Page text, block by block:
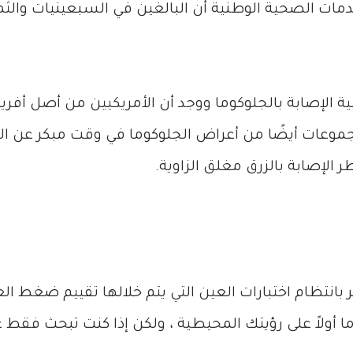
الصحية الوطنية أن البالغين في السبعينيات
بالجلوكوما ووجد أن الأمريكيين من أصل
أيضًا من أعراض الجلوكوما في وقت مبكر عن
بالزرق مغلق الزاوية.
بانتظام اختبارات العين التي يتم خلالها تقييم ضغط
أولاً على رؤيتك المحيطية ، ولكن إذا كنت تبحث